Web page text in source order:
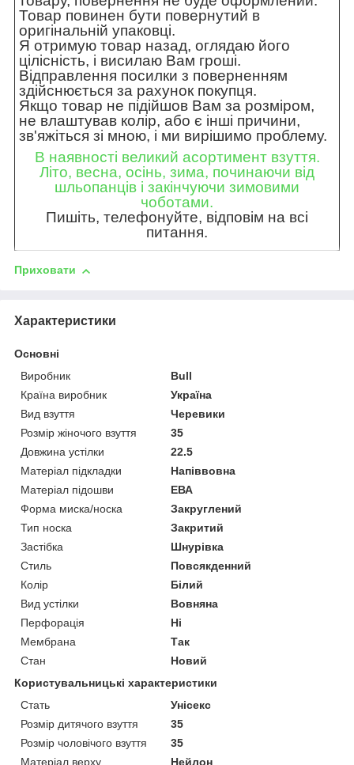
Товар повинен бути повернутий в
оригінальній упаковці.
Я отримую товар назад, оглядаю його
цілісність, і висилаю Вам гроші.
Відправлення посилки з поверненням
здійснюється за рахунок покупця.
Якщо товар не підійшов Вам за розміром,
не влаштував колір, або є інші причини,
зв'яжіться зі мною, і ми вирішимо проблему.
В наявності великий асортимент взуття.
Літо, весна, осінь, зима, починаючи від
шльопанців і закінчуючи зимовими
чоботами.
Пишіть, телефонуйте, відповім на всі
питання.
Приховати
Характеристики
Основні
Виробник
Bull
Країна виробник
Україна
Вид взуття
Черевики
Розмір жіночого взуття
35
Довжина устілки
22.5
Матеріал підкладки
Напіввовна
Матеріал підошви
ЕВА
Форма миска/носка
Закруглений
Тип носка
Закритий
Застібка
Шнурівка
Стиль
Повсякденний
Колір
Білий
Вид устілки
Вовняна
Перфорація
Ні
Мембрана
Так
Стан
Новий
Користувальницькі характеристики
Стать
Унісекс
Розмір дитячого взуття
35
Розмір чоловічого взуття
35
Матеріал верху
Нейлон